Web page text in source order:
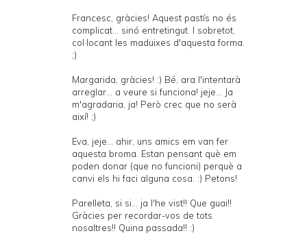
Francesc, gràcies! Aquest pastís no és
complicat... sinó entretingut. I sobretot,
col·locant les maduixes d'aquesta forma.
;)
Margarida, gràcies! :) Bé, ara l'intentarà
arreglar... a veure si funciona! jeje... Ja
m'agradaria, ja! Però crec que no serà
així! ;)
Eva, jeje... ahir, uns amics em van fer
aquesta broma. Estan pensant què em
poden donar (que no funcioni) perquè a
canvi els hi faci alguna cosa. :) Petons!
Parelleta, si si... ja l'he vist!! Que guai!!
Gràcies per recordar-vos de tots
nosaltres!! Quina passada!! :)